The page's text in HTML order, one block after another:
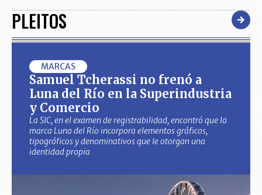
PLEITOS
MARCAS
Samuel Tcherassi no frenó a
Luna del Río en la Superindustria
y Comercio
La SIC, en el examen de registrabilidad, encontró que la
marca Luna del Río incorpora elementos gráficos,
tipográficos y denominativos que le otorgan una
identidad propia